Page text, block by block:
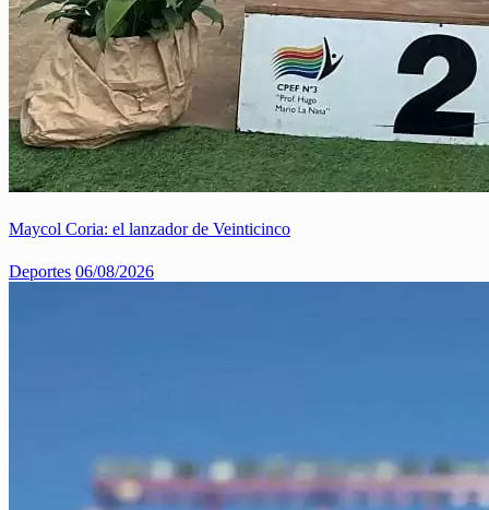
Maycol Coria: el lanzador de Veinticinco
Deportes 06/08/2026